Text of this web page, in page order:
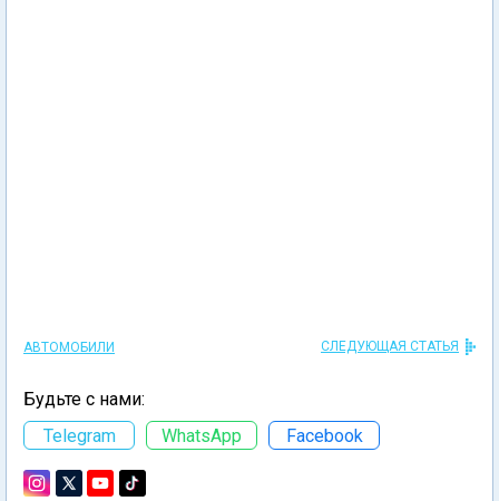
АВТОМОБИЛИ СЛЕДУЮЩАЯ СТАТЬЯ
Будьте с нами:
Telegram
WhatsApp Facebook